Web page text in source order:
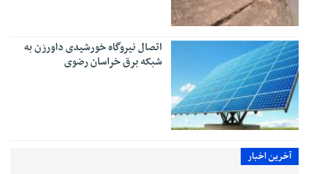
اتصال نیروگاه خورشیدی داورزن به
شبکه برق خراسان رضوی
آخرین اخبار